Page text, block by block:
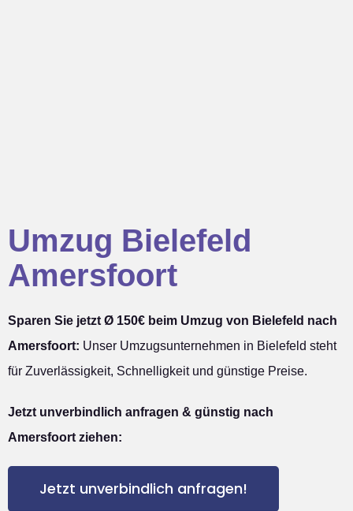
Umzug Bielefeld
Amersfoort
Sparen Sie jetzt Ø 150€ beim Umzug von Bielefeld nach
Amersfoort: Unser Umzugsunternehmen in Bielefeld steht
für Zuverlässigkeit, Schnelligkeit und günstige Preise.
Jetzt unverbindlich anfragen & günstig nach
Amersfoort ziehen:
Jetzt unverbindlich anfragen!